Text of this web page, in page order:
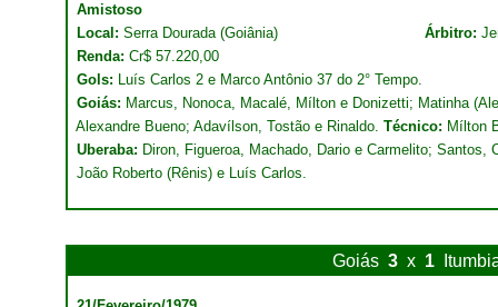
Amistoso
Local: Serra Dourada (Goiânia) Árbitro:
Renda: Cr$ 57.220,00
Gols: Luís Carlos 2 e Marco Antônio 37 do 2° Tempo.
Goiás: Marcus, Nonoca, Macalé, Mílton e Donizetti; Matinha
Alexandre Bueno; Adavílson, Tostão e Rinaldo. Técnico: Mílton
Uberaba: Diron, Figueroa, Machado, Dario e Carmelito; Santos,
João Roberto (Rênis) e Luís Carlos.
Goiás 3 x 1